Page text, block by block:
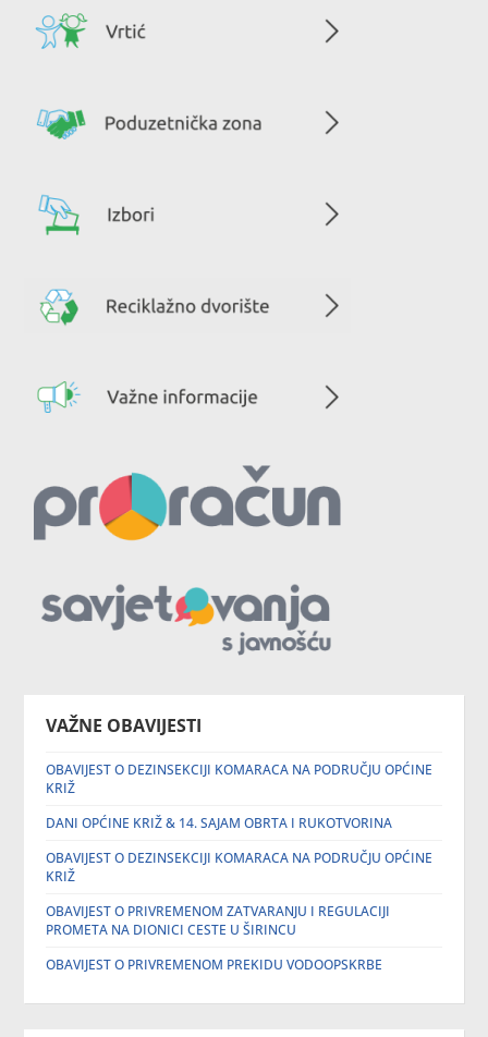
VAŽNE OBAVIJESTI
OBAVIJEST O DEZINSEKCIJI KOMARACA NA PODRUČJU OPĆINE
KRIŽ
DANI OPĆINE KRIŽ & 14. SAJAM OBRTA I RUKOTVORINA
OBAVIJEST O DEZINSEKCIJI KOMARACA NA PODRUČJU OPĆINE
KRIŽ
OBAVIJEST O PRIVREMENOM ZATVARANJU I REGULACIJI
PROMETA NA DIONICI CESTE U ŠIRINCU
OBAVIJEST O PRIVREMENOM PREKIDU VODOOPSKRBE